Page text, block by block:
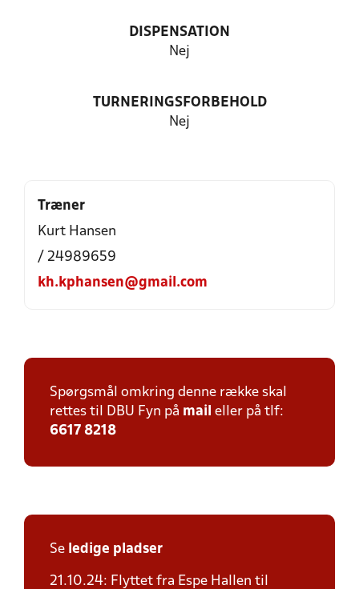
DISPENSATION
Nej
TURNERINGSFORBEHOLD
Nej
Træner
Kurt Hansen
/ 24989659
kh.kphansen@gmail.com
Spørgsmål omkring denne række skal
rettes til DBU Fyn på mail eller på tlf:
6617 8218
Se ledige pladser
21.10.24: Flyttet fra Espe Hallen til